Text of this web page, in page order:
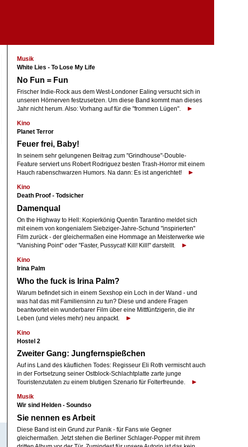
Musik
White Lies - To Lose My Life
No Fun = Fun
Frischer Indie-Rock aus dem West-Londoner Ealing versucht sich in
unseren Hörnerven festzusetzen. Um diese Band kommt man dieses
Jahr nicht herum. Also: Vorhang auf für die "frommen Lügen".
Kino
Planet Terror
Feuer frei, Baby!
In seinem sehr gelungenen Beitrag zum "Grindhouse"-Double-
Feature serviert uns Robert Rodriguez besten Trash-Horror mit einem
Hauch rabenschwarzen Humors. Na dann: Es ist angerichtet!
Kino
Death Proof - Todsicher
Damenqual
On the Highway to Hell: Kopierkönig Quentin Tarantino meldet sich
mit einem von kongenialem Siebziger-Jahre-Schund "inspirierten"
Film zurück - der gleichermaßen eine Hommage an Meisterwerke wie
"Vanishing Point" oder "Faster, Pussycat! Kill! Kill!" darstellt.
Kino
Irina Palm
Who the fuck is Irina Palm?
Warum befindet sich in einem Sexshop ein Loch in der Wand - und
was hat das mit Familiensinn zu tun? Diese und andere Fragen
beantwortet ein wunderbarer Film über eine Mittfünfzigerin, die ihr
Leben (und vieles mehr) neu anpackt.
Kino
Hostel 2
Zweiter Gang: Jungfernspießchen
Auf ins Land des käuflichen Todes: Regisseur Eli Roth vermischt auch
in der Fortsetzung seiner Ostblock-Schlachtplatte zarte junge
Touristenzutaten zu einem blutigen Szenario für Folterfreunde.
Musik
Wir sind Helden - Soundso
Sie nennen es Arbeit
Diese Band ist ein Grund zur Panik - für Fans wie Gegner
gleichermaßen. Jetzt stehen die Berliner Schlager-Popper mit ihrem